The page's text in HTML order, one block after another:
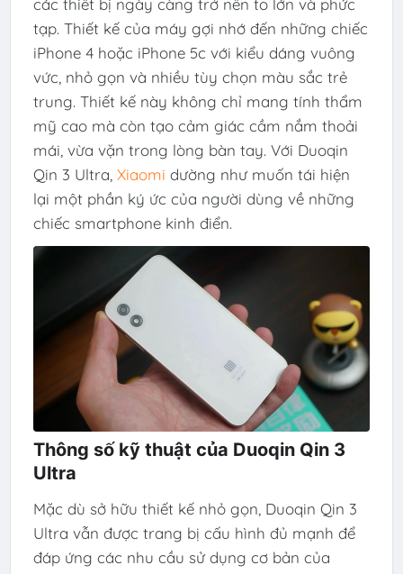
các thiết bị ngày càng trở nên to lớn và phức
tạp. Thiết kế của máy gợi nhớ đến những chiếc
iPhone 4 hoặc iPhone 5c với kiểu dáng vuông
vức, nhỏ gọn và nhiều tùy chọn màu sắc trẻ
trung. Thiết kế này không chỉ mang tính thẩm
mỹ cao mà còn tạo cảm giác cầm nắm thoải
mái, vừa vặn trong lòng bàn tay. Với Duoqin
Qin 3 Ultra, Xiaomi dường như muốn tái hiện
lại một phần ký ức của người dùng về những
chiếc smartphone kinh điển.
Thông số kỹ thuật của Duoqin Qin 3
Ultra
Mặc dù sở hữu thiết kế nhỏ gọn, Duoqin Qin 3
Ultra vẫn được trang bị cấu hình đủ mạnh để
đáp ứng các nhu cầu sử dụng cơ bản của